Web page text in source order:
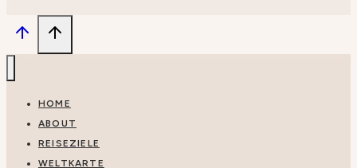
HOME
ABOUT
REISEZIELE
WELTKARTE